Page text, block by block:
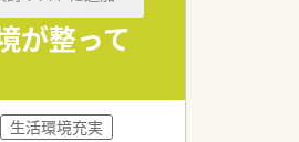
が整って
生活環境充実